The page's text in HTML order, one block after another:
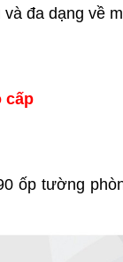
đa dạng về
cấp
ốp tường